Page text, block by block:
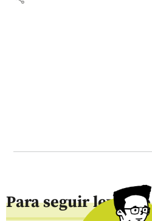
Para seguir leyendo